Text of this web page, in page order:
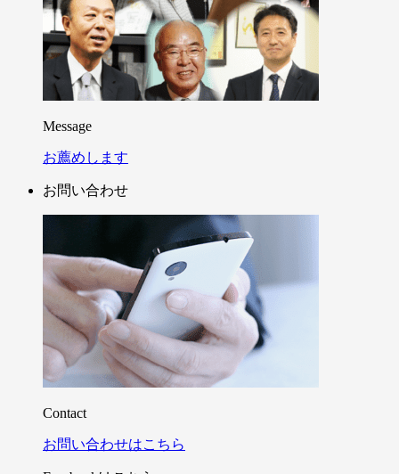
Message
お薦めします
お問い合わせ
Contact
お問い合わせはこちら